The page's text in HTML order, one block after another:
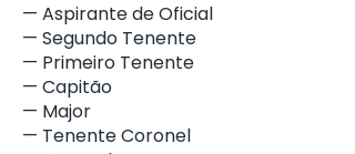
— Aspirante de Oficial
— Segundo Tenente
— Primeiro Tenente
— Capitão
— Major
— Tenente Coronel